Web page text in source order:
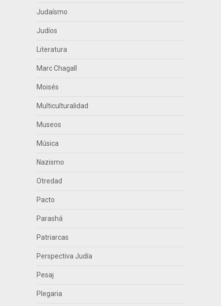
Judaísmo
Judíos
Literatura
Marc Chagall
Moisés
Multiculturalidad
Museos
Música
Nazismo
Otredad
Pacto
Parashá
Patriarcas
Perspectiva Judía
Pesaj
Plegaria